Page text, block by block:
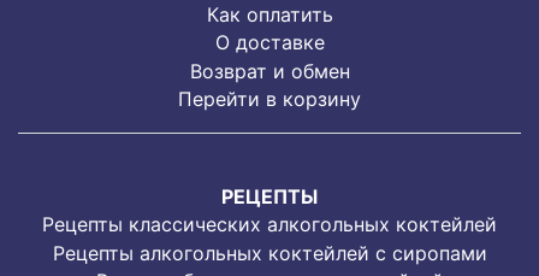
Как оплатить
О доставке
Возврат и обмен
Перейти в корзину
РЕЦЕПТЫ
Рецепты классических алкогольных коктейлей
Рецепты алкогольных коктейлей с сиропами